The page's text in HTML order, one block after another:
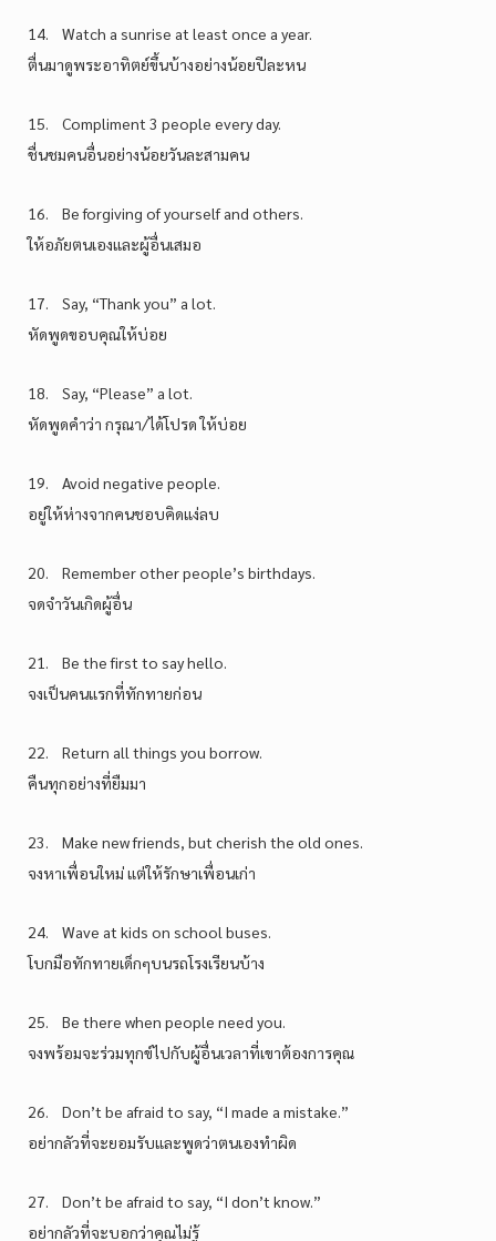
14. Watch a sunrise at least once a year.
ตื่นมาดูพระอาทิตย์ขึ้นบ้างอย่างน้อยปีละหน
15. Compliment 3 people every day.
ชื่นชมคนอื่นอย่างน้อยวันละสามคน
16. Be forgiving of yourself and others.
ให้อภัยตนเองและผู้อื่นเสมอ
17. Say, “Thank you” a lot.
หัดพูดขอบคุณให้บ่อย
18. Say, “Please” a lot.
หัดพูดคำว่า กรุณา/ได้โปรด ให้บ่อย
19. Avoid negative people.
อยู่ให้ห่างจากคนชอบคิดแง่ลบ
20. Remember other people’s birthdays.
จดจำวันเกิดผู้อื่น
21. Be the first to say hello.
จงเป็นคนแรกที่ทักทายก่อน
22. Return all things you borrow.
คืนทุกอย่างที่ยืมมา
23. Make new friends, but cherish the old ones.
จงหาเพื่อนใหม่ แต่ให้รักษาเพื่อนเก่า
24. Wave at kids on school buses.
โบกมือทักทายเด็กๆบนรถโรงเรียนบ้าง
25. Be there when people need you.
จงพร้อมจะร่วมทุกข์ไปกับผู้อื่นเวลาที่เขาต้องการคุณ
26. Don’t be afraid to say, “I made a mistake.”
อย่ากลัวที่จะยอมรับและพูดว่าตนเองทำผิด
27. Don’t be afraid to say, “I don’t know.”
อย่ากลัวที่จะบอกว่าคุณไม่รู้